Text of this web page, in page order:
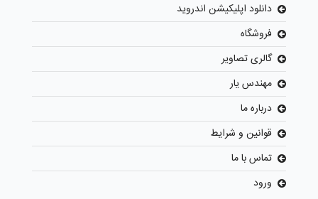
دانلود اپلیکیشن اندروید
فروشگاه
گالری تصاویر
مهندس یار
درباره ما
قوانین و شرایط
تماس با ما
ورود